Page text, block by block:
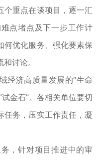
重点在谈项目，逐一汇
点堵点及下一步工作计
何优化服务、强化要素保
讨论。
济高质量发展的“生命
金石”。各相关单位要切
任务，压实工作责任，凝
，针对项目推进中的审